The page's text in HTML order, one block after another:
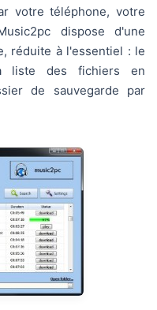
votre téléphone, votre
dispose d'une
réduite à l'essentiel : le
liste des fichiers en
de sauvegarde par